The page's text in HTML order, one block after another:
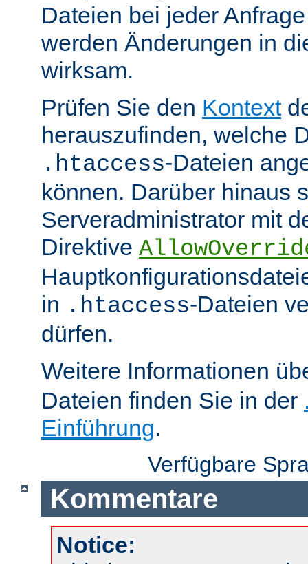
Dateien bei jeder
werden Änderungen in
wirksam.
Prüfen Sie den Kontext
herauszufinden, welche
.htaccess-Dateien
können. Darüber hinaus
Serveradministrator mit
Direktive
in .htaccess-Dateien
dürfen.
Weitere Informationen
Dateien finden Sie in der
Einführung.
Verfügbare
Kommentare
Notice: